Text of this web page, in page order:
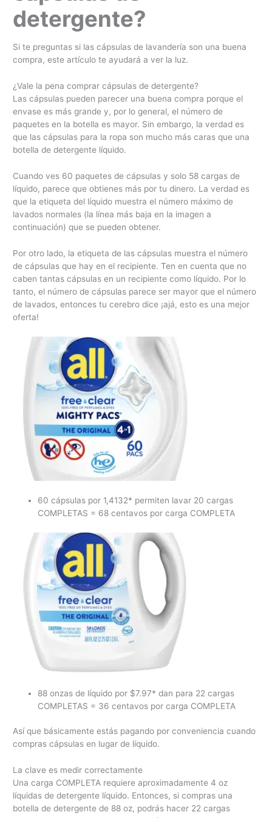
detergente?
Si te preguntas si las cápsulas de lavandería son una buena
compra, este artículo te ayudará a ver la luz.
¿Vale la pena comprar cápsulas de detergente?
Las cápsulas pueden parecer una buena compra porque el
envase es más grande y, por lo general, el número de
paquetes en la botella es mayor. Sin embargo, la verdad es
que las cápsulas para la ropa son mucho más caras que una
botella de detergente líquido.
Cuando ves 60 paquetes de cápsulas y solo 58 cargas de
líquido, parece que obtienes más por tu dinero. La verdad es
que la etiqueta del líquido muestra el número máximo de
lavados normales (la línea más baja en la imagen a
continuación) que se pueden obtener.
Por otro lado, la etiqueta de las cápsulas muestra el número
de cápsulas que hay en el recipiente. Ten en cuenta que no
caben tantas cápsulas en un recipiente como líquido. Por lo
tanto, el número de cápsulas parece ser mayor que el número
de lavados, entonces tu cerebro dice ¡ajá, esto es una mejor
oferta!
60 cápsulas por 1,4132* permiten lavar 20 cargas
COMPLETAS = 68 centavos por carga COMPLETA
88 onzas de líquido por $7.97* dan para 22 cargas
COMPLETAS = 36 centavos por carga COMPLETA
Así que básicamente estás pagando por conveniencia cuando
compras cápsulas en lugar de líquido.
La clave es medir correctamente
Una carga COMPLETA requiere aproximadamente 4 oz
líquidas de detergente líquido. Entonces, si compras una
botella de detergente de 88 oz, podrás hacer 22 cargas